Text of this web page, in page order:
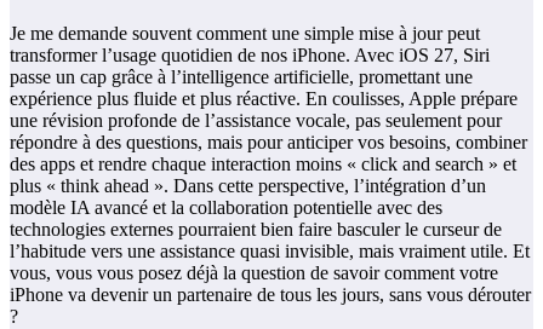
Je me demande souvent comment une simple mise à jour peut
transformer l’usage quotidien de nos iPhone. Avec iOS 27, Siri
passe un cap grâce à l’intelligence artificielle, promettant une
expérience plus fluide et plus réactive. En coulisses, Apple prépare
une révision profonde de l’assistance vocale, pas seulement pour
répondre à des questions, mais pour anticiper vos besoins, combiner
des apps et rendre chaque interaction moins « click and search » et
plus « think ahead ». Dans cette perspective, l’intégration d’un
modèle IA avancé et la collaboration potentielle avec des
technologies externes pourraient bien faire basculer le curseur de
l’habitude vers une assistance quasi invisible, mais vraiment utile. Et
vous, vous vous posez déjà la question de savoir comment votre
iPhone va devenir un partenaire de tous les jours, sans vous dérouter
?